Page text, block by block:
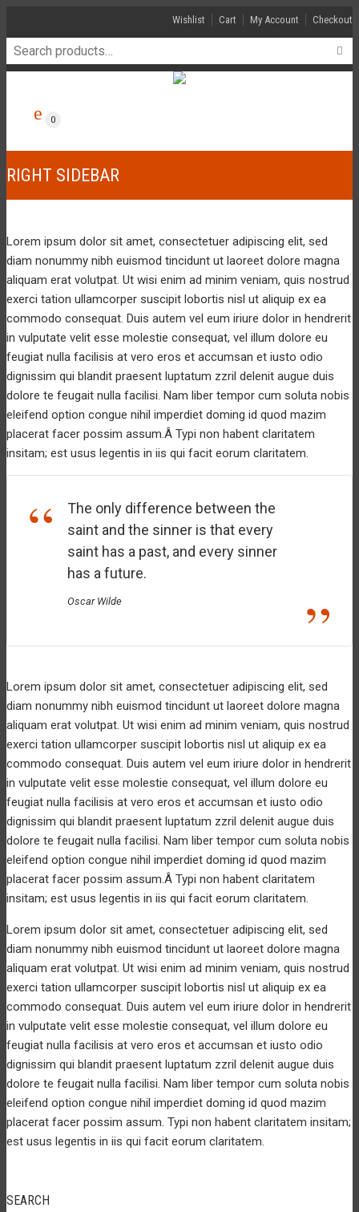
Wishlist Cart My Account Checkout
0
RIGHT SIDEBAR
Lorem ipsum dolor sit amet, consectetuer adipiscing elit, sed
diam nonummy nibh euismod tincidunt ut laoreet dolore magna
aliquam erat volutpat. Ut wisi enim ad minim veniam, quis nostrud
exerci tation ullamcorper suscipit lobortis nisl ut aliquip ex ea
commodo consequat. Duis autem vel eum iriure dolor in hendrerit
in vulputate velit esse molestie consequat, vel illum dolore eu
feugiat nulla facilisis at vero eros et accumsan et iusto odio
dignissim qui blandit praesent luptatum zzril delenit augue duis
dolore te feugait nulla facilisi. Nam liber tempor cum soluta nobis
eleifend option congue nihil imperdiet doming id quod mazim
placerat facer possim assum.Â Typi non habent claritatem
insitam; est usus legentis in iis qui facit eorum claritatem.
The only difference between the
saint and the sinner is that every
saint has a past, and every sinner
has a future.
Oscar Wilde
Lorem ipsum dolor sit amet, consectetuer adipiscing elit, sed
diam nonummy nibh euismod tincidunt ut laoreet dolore magna
aliquam erat volutpat. Ut wisi enim ad minim veniam, quis nostrud
exerci tation ullamcorper suscipit lobortis nisl ut aliquip ex ea
commodo consequat. Duis autem vel eum iriure dolor in hendrerit
in vulputate velit esse molestie consequat, vel illum dolore eu
feugiat nulla facilisis at vero eros et accumsan et iusto odio
dignissim qui blandit praesent luptatum zzril delenit augue duis
dolore te feugait nulla facilisi. Nam liber tempor cum soluta nobis
eleifend option congue nihil imperdiet doming id quod mazim
placerat facer possim assum.Â Typi non habent claritatem
insitam; est usus legentis in iis qui facit eorum claritatem.
Lorem ipsum dolor sit amet, consectetuer adipiscing elit, sed
diam nonummy nibh euismod tincidunt ut laoreet dolore magna
aliquam erat volutpat. Ut wisi enim ad minim veniam, quis nostrud
exerci tation ullamcorper suscipit lobortis nisl ut aliquip ex ea
commodo consequat. Duis autem vel eum iriure dolor in hendrerit
in vulputate velit esse molestie consequat, vel illum dolore eu
feugiat nulla facilisis at vero eros et accumsan et iusto odio
dignissim qui blandit praesent luptatum zzril delenit augue duis
dolore te feugait nulla facilisi. Nam liber tempor cum soluta nobis
eleifend option congue nihil imperdiet doming id quod mazim
placerat facer possim assum. Typi non habent claritatem insitam;
est usus legentis in iis qui facit eorum claritatem.
SEARCH